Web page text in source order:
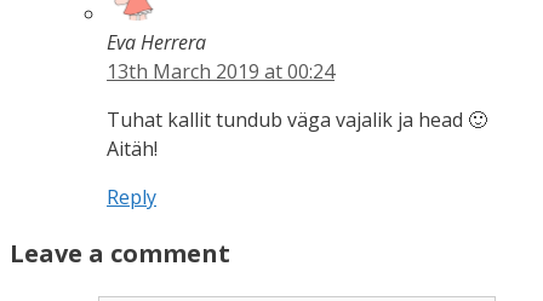
Eva Herrera
13th March 2019 at 00:24
Tuhat kallit tundub väga vajalik ja head 🙂
Aitäh!
Reply
Leave a comment